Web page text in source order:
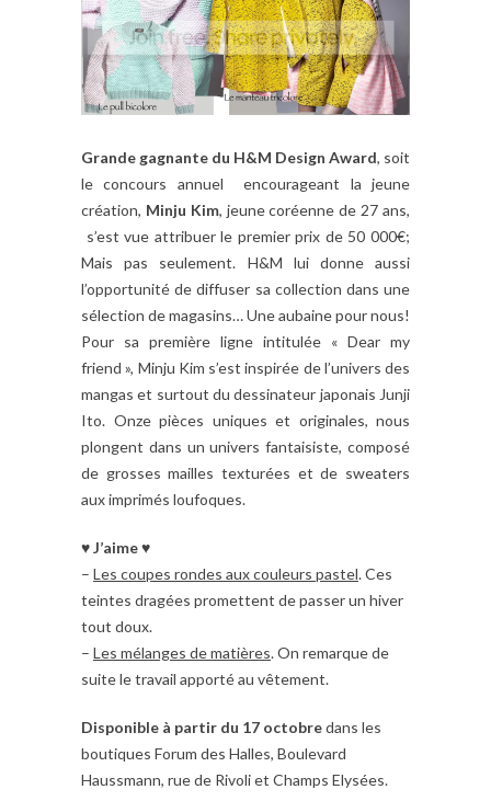
Grande gagnante du H&M Design Award, soit
le concours annuel encourageant la jeune
création, Minju Kim, jeune coréenne de 27 ans,
s’est vue attribuer le premier prix de 50 000€;
Mais pas seulement. H&M lui donne aussi
l’opportunité de diffuser sa collection dans une
sélection de magasins… Une aubaine pour nous!
Pour sa première ligne intitulée « Dear my
friend », Minju Kim s’est inspirée de l’univers des
mangas et surtout du dessinateur japonais Junji
Ito. Onze pièces uniques et originales, nous
plongent dans un univers fantaisiste, composé
de grosses mailles texturées et de sweaters
aux imprimés loufoques.
♥ J’aime ♥
– Les coupes rondes aux couleurs pastel. Ces
teintes dragées promettent de passer un hiver
tout doux.
– Les mélanges de matières. On remarque de
suite le travail apporté au vêtement.
Disponible à partir du 17 octobredans les
boutiques Forum des Halles, Boulevard
Haussmann, rue de Rivoli et Champs Elysées.